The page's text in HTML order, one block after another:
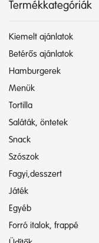
Termékkategóriák
Kiemelt ajánlatok
Betérős ajánlatok
Hamburgerek
Menük
Tortilla
Saláták, öntetek
Snack
Szószok
Fagyi,desszert
Játék
Egyéb
Forró italok, frappé